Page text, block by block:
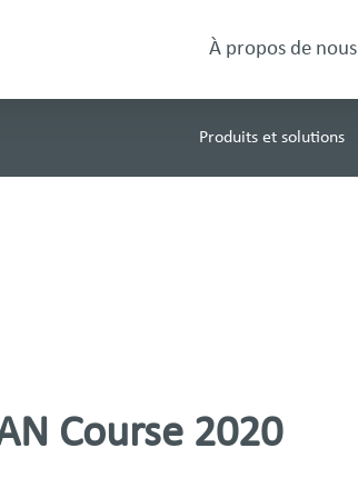
À propos de nous
Produits et solutions
Course 2020